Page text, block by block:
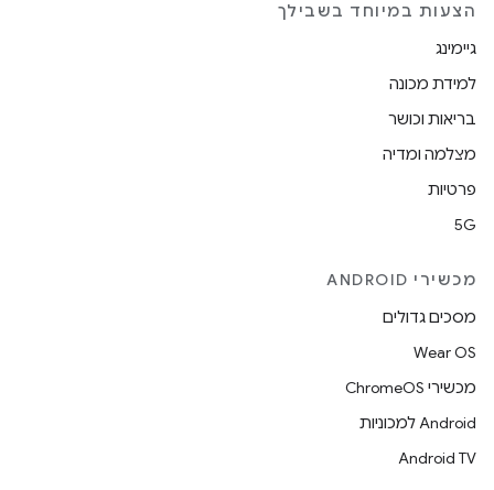
הצעות במיוחד בשבילך
גיימינג
למידת מכונה
בריאות וכושר
מצלמה ומדיה
פרטיות
5G
מכשירי ANDROID
מסכים גדולים
Wear OS
מכשירי ChromeOS
Android למכוניות
Android TV